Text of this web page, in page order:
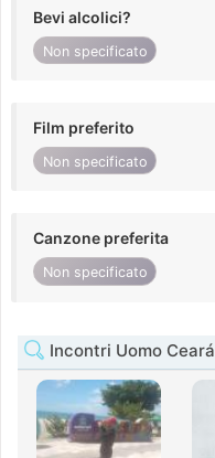
Bevi alcolici?
Non specificato
Film preferito
Non specificato
Canzone preferita
Non specificato
Incontri Uomo Ceará